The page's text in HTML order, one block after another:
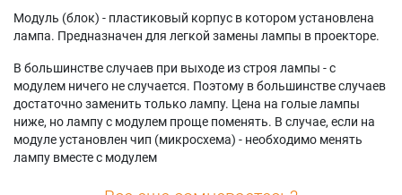
Модуль (блок) - пластиковый корпус в котором установлена
лампа. Предназначен для легкой замены лампы в проекторе.
В большинстве случаев при выходе из строя лампы - с
модулем ничего не случается. Поэтому в большинстве случаев
достаточно заменить только лампу. Цена на голые лампы
ниже, но лампу с модулем проще поменять. В случае, если на
модуле установлен чип (микросхема) - необходимо менять
лампу вместе с модулем